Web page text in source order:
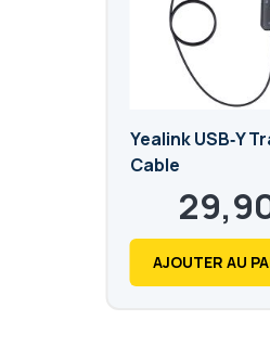
Yealink USB‑Y
Cable
35,88€
AJOUTER AU